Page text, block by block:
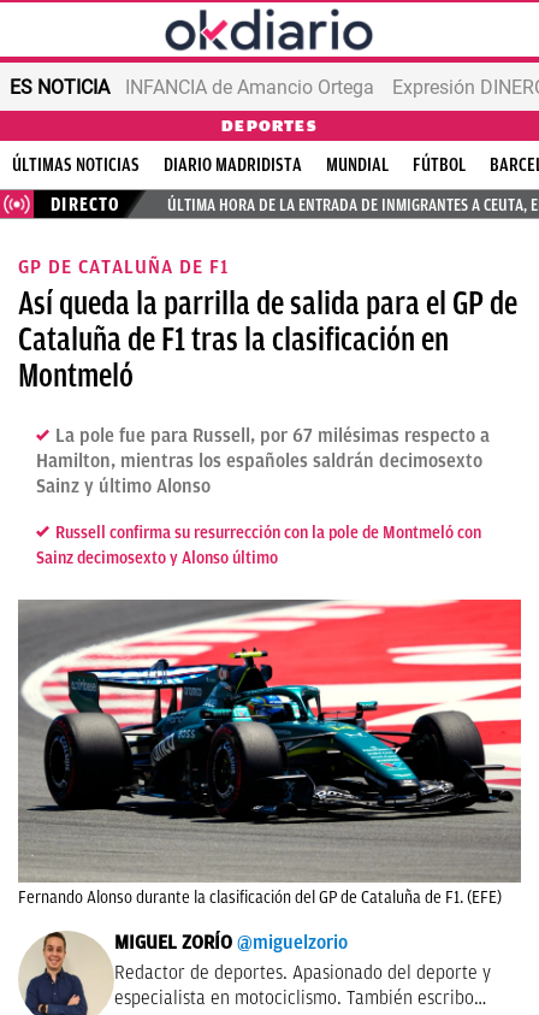
ES NOTICIA INFANCIA de Amancio Ortega Expresión
DEPORTES
ÚLTIMAS NOTICIAS DIARIO MADRIDISTA MUNDIAL FÚTBOL
DIRECTO
ÚLTIMA HORA DE LA ENTRADA DE INMIGRANTES A CEUTA,
GP DE CATALUÑA DE F1
Así queda la parrilla de salida para el GP de
Cataluña de F1 tras la clasificación en
Montmeló
La pole fue para Russell, por 67 milésimas respecto a
Hamilton, mientras los españoles saldrán decimosexto
Sainz y último Alonso
Russell confirma su resurrección con la pole de Montmeló con
Sainz decimosexto y Alonso último
Fernando Alonso durante la clasificación del GP de Cataluña de F1. (EFE)
MIGUEL ZORÍO @miguelzorio
Redactor de deportes. Apasionado del deporte y
especialista en motociclismo. También escribo